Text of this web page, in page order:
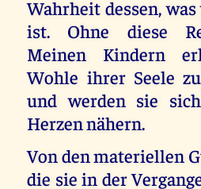
Wahrheit dessen,
ist. Ohne diese
Meinen Kindern
Wohle ihrer Seele
und werden sie
Herzen nähern.
Von den materiellen
die sie in der